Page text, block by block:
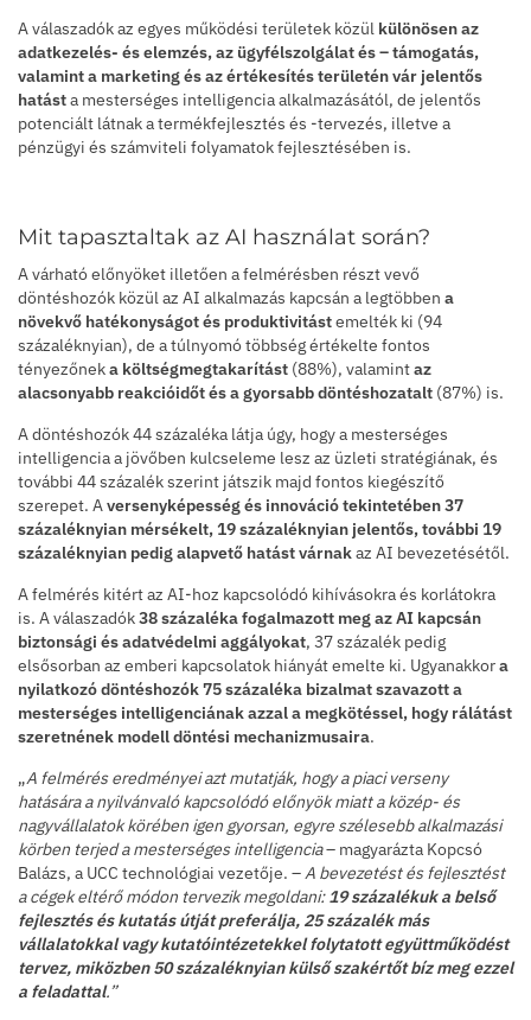
A válaszadók az egyes működési területek közül különösen az
adatkezelés- és elemzés, az ügyfélszolgálat és – támogatás,
valamint a marketing és az értékesítés területén vár jelentős
hatásta mesterséges intelligencia alkalmazásától, de jelentős
potenciált látnak a termékfejlesztés és -tervezés, illetve a
pénzügyi és számviteli folyamatok fejlesztésében is.
Mit tapasztaltak az AI használat során?
A várható előnyöket illetően a felmérésben részt vevő
döntéshozók közül az AI alkalmazás kapcsán a legtöbben a
növekvő hatékonyságot és produktivitástemelték ki (94
százaléknyian), de a túlnyomó többség értékelte fontos
tényezőneka költségmegtakarítást (88%), valamintaz
alacsonyabb reakcióidőt és a gyorsabb döntéshozatalt (87%) is.
A döntéshozók 44 százaléka látja úgy, hogy a mesterséges
intelligencia a jövőben kulcseleme lesz az üzleti stratégiának, és
további 44 százalék szerint játszik majd fontos kiegészítő
szerepet. Aversenyképesség és innováció tekintetében 37
százaléknyian mérsékelt, 19 százaléknyian jelentős, további 19
százaléknyian pedig alapvető hatást várnakaz AI bevezetésétől.
A felmérés kitért az AI-hoz kapcsolódó kihívásokra és korlátokra
is. A válaszadók38 százaléka fogalmazott meg az AI kapcsán
biztonsági és adatvédelmi aggályokat, 37 százalék pedig
elsősorban az emberi kapcsolatok hiányát emelte ki. Ugyanakkora
nyilatkozó döntéshozók 75 százaléka bizalmat szavazott a
mesterséges intelligenciának azzal a megkötéssel, hogy rálátást
szeretnének modell döntési mechanizmusaira.
„A felmérés eredményei azt mutatják, hogy a piaci verseny
hatására a nyilvánvaló kapcsolódó előnyök miatt a közép- és
nagyvállalatok körében igen gyorsan, egyre szélesebb alkalmazási
körben terjed a mesterséges intelligencia– magyarázta Kopcsó
Balázs, a UCC technológiai vezetője. –A bevezetést és fejlesztést
a cégek eltérő módon tervezik megoldani:19 százalékuk a belső
fejlesztés és kutatás útját preferálja, 25 százalék más
vállalatokkal vagy kutatóintézetekkel folytatott együttműködést
tervez, miközben 50 százaléknyian külső szakértőt bíz meg ezzel
a feladattal.”